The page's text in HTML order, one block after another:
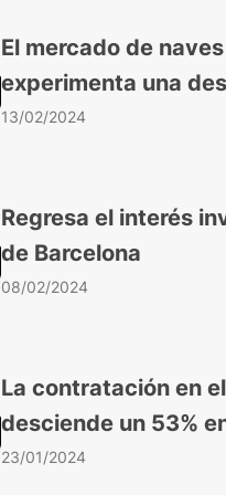
El mercado de
experimenta una
13/02/2024
Regresa el interés
de Barcelona
08/02/2024
La contratación en
desciende un 53%
23/01/2024